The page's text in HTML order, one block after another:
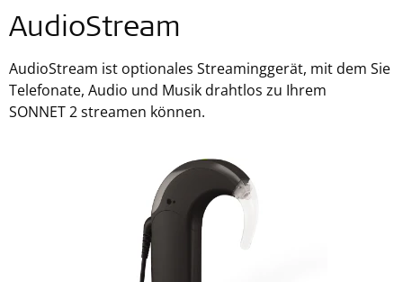
AudioStream
AudioStream ist optionales Streaminggerät, mit dem Sie
Telefonate, Audio und Musik drahtlos zu Ihrem
SONNET 2 streamen können.